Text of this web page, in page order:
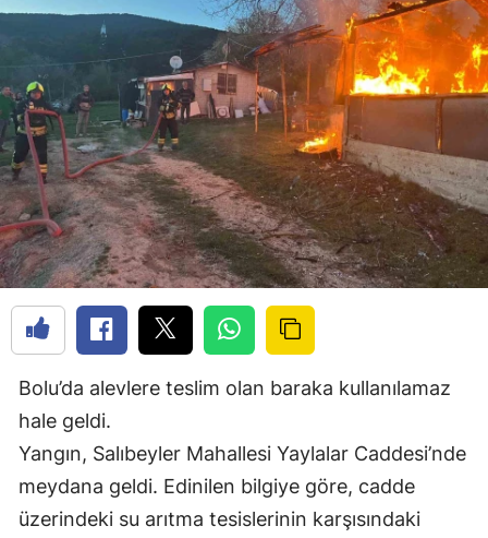
Bolu’da alevlere teslim olan baraka kullanılamaz
hale geldi.
Yangın, Salıbeyler Mahallesi Yaylalar Caddesi’nde
meydana geldi. Edinilen bilgiye göre, cadde
üzerindeki su arıtma tesislerinin karşısındaki